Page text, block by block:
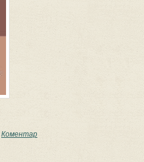
about Assen Zlatarov University, Annual, Vol. LIII,
Коментар